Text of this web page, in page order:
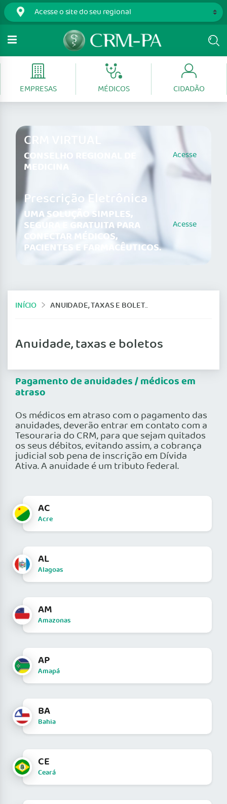
EMPRESAS MÉDICOS CIDADÃO
CRM VIRTUAL
CONSELHO REGIONAL DE
MEDICINA
Acesse
Prescrição Eletrônica
UMA SOLUÇÃO SIMPLES,
SEGURA E GRATUITA PARA
CONECTAR MÉDICOS,
PACIENTES E FARMACÊUTICOS.
Acesse
INÍCIO ANUIDADE, TAXAS E BOLETOS
Anuidade, taxas e boletos
Pagamento de anuidades / médicos em
atraso
Os médicos em atraso com o pagamento das
anuidades, deverão entrar em contato com a
Tesouraria do CRM, para que sejam quitados
os seus débitos, evitando assim, a cobrança
judicial sob pena de inscrição em Dívida
Ativa. A anuidade é um tributo federal.
AC
Acre
AL
Alagoas
AM
Amazonas
AP
Amapá
BA
Bahia
CE
Ceará